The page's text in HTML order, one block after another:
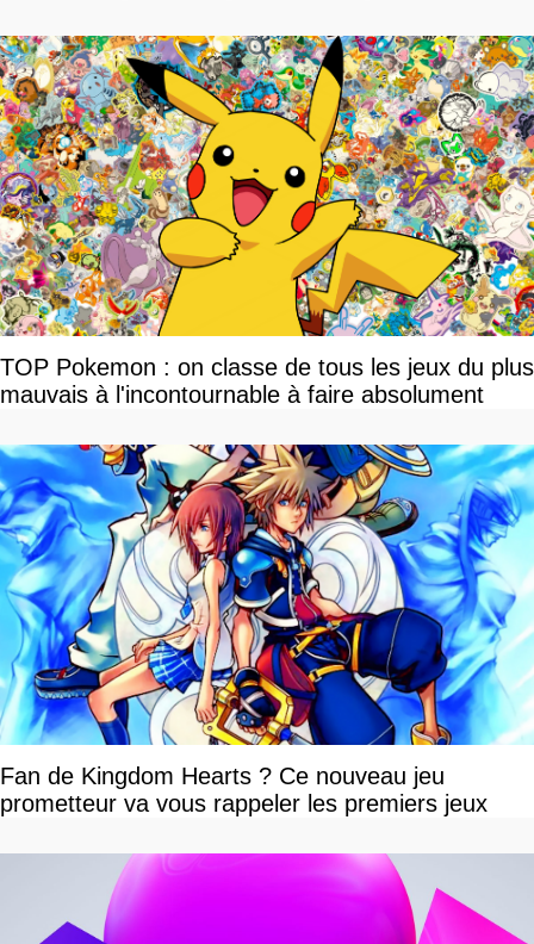
TOP Pokemon : on classe de tous les jeux du plus
mauvais à l'incontournable à faire absolument
Fan de Kingdom Hearts ? Ce nouveau jeu
prometteur va vous rappeler les premiers jeux